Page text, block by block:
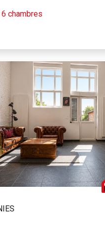
une ville en plein
6 chambres